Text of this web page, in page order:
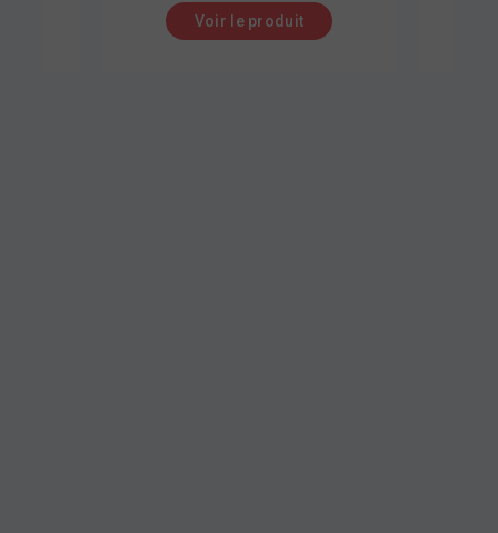
Voir le produit